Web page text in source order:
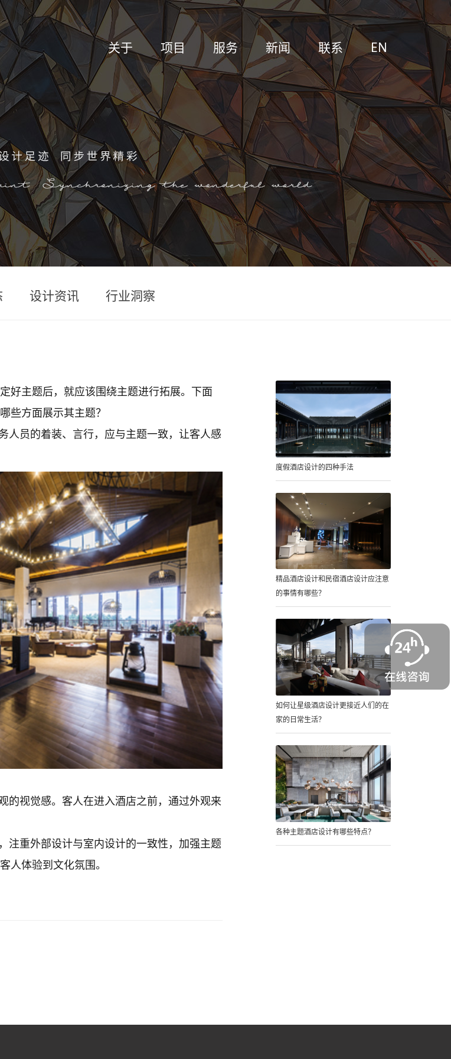
关于 项目 服务 新闻 联系 EN
设计资讯 行业洞察
好主题后，就应该围绕主题进行拓展。下面
些方面展示其主题？
人员的着装、言行，应与主题一致，让客人感
的视觉感。客人在进入酒店之前，通过外观来
注重外部设计与室内设计的一致性，加强主题
人体验到文化氛围。
度假酒店设计的四种手法
精品酒店设计和民宿酒店设计应注意
的事情有哪些？
如何让星级酒店设计更接近人们的在
家的日常生活？
各种主题酒店设计有哪些特点？